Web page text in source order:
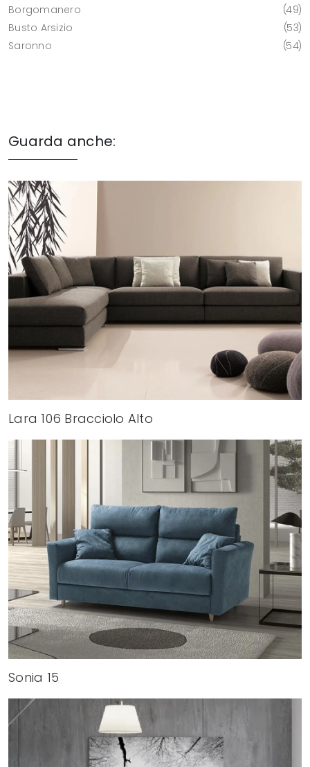
Borgomanero
49
Busto Arsizio
53
Saronno
54
Guarda anche:
Lara 106 Bracciolo Alto
Sonia 15